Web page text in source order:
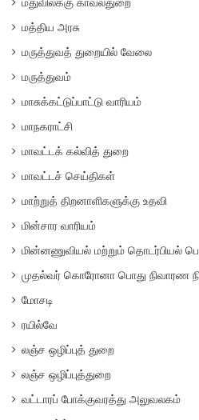
மத்திய அரசு
மருத்துவத் துறையில் வேலை
மருத்துவம்
மாசுக்கட்டுப்பாட்டு வாரியம்
மாநகராட்சி
மாவட்டக் கல்வித் துறை
மாவட்டச் செய்திகள்
மாற்றுத் திறனாளிகளுக்கு உதவி
மின்சார வாரியம்
மின்னணுவியல் மற்றும் தொடர்பியல்
முதல்வர் கொரோனா பொது நிவாரண
மோசடி
ரயில்வே
லஞ்ச ஒழிப்புத் துறை
லஞ்ச ஒழிப்புத்துறை
வட்டாரப் போக்குவரத்து அலுவலகம்